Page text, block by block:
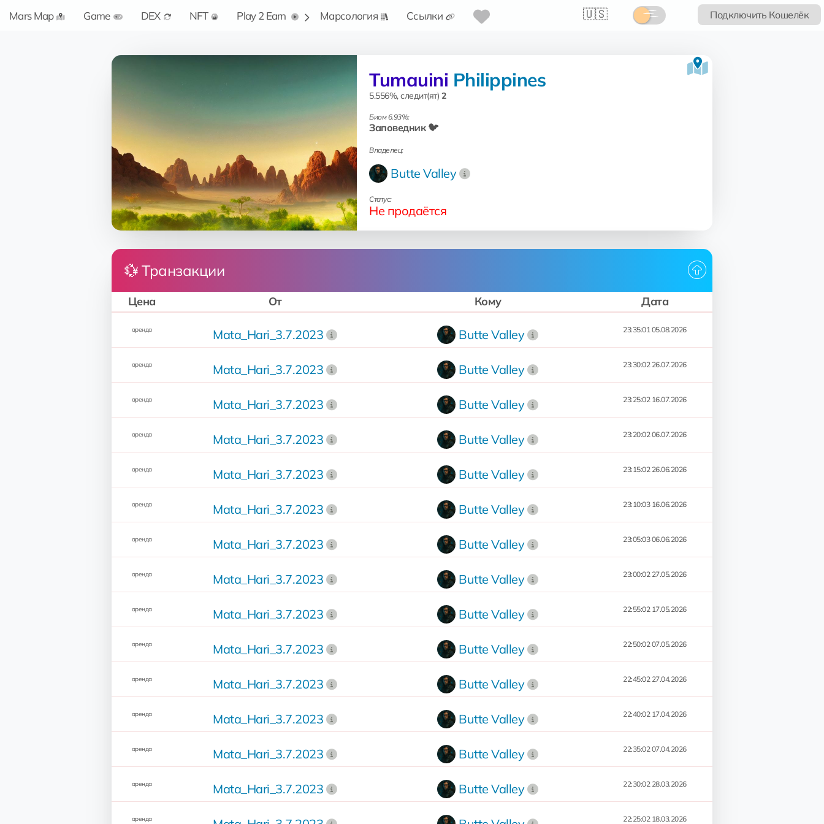
🇺🇸 Подключить Кошелёк
Mars Map Game DEX NFT Play 2 Earn Марсология Ссылки
Tumauini Philippines
5.556%, следит(ят) 2
Биом 6.93%:
Заповедник 🐦
Владелец:
Butte Valley
Статус:
Не продаётся
💱 Транзакции
Цена От Кому Дата
аренда Mata_Hari_3.7.2023 Butte Valley 23:35:01 05.08.2026
аренда Mata_Hari_3.7.2023 Butte Valley 23:30:02 26.07.2026
аренда Mata_Hari_3.7.2023 Butte Valley 23:25:02 16.07.2026
аренда Mata_Hari_3.7.2023 Butte Valley 23:20:02 06.07.2026
аренда Mata_Hari_3.7.2023 Butte Valley 23:15:02 26.06.2026
аренда Mata_Hari_3.7.2023 Butte Valley 23:10:03 16.06.2026
аренда Mata_Hari_3.7.2023 Butte Valley 23:05:03 06.06.2026
аренда Mata_Hari_3.7.2023 Butte Valley 23:00:02 27.05.2026
аренда Mata_Hari_3.7.2023 Butte Valley 22:55:02 17.05.2026
аренда Mata_Hari_3.7.2023 Butte Valley 22:50:02 07.05.2026
аренда Mata_Hari_3.7.2023 Butte Valley 22:45:02 27.04.2026
аренда Mata_Hari_3.7.2023 Butte Valley 22:40:02 17.04.2026
аренда Mata_Hari_3.7.2023 Butte Valley 22:35:02 07.04.2026
аренда Mata_Hari_3.7.2023 Butte Valley 22:30:02 28.03.2026
аренда 22:25:02 18.03.2026